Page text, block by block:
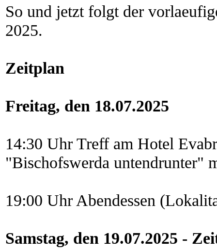
So und jetzt folgt der
2025.
Zeitplan
Freitag, den 18.07.2025
14:30 Uhr Treff am Hotel
"Bischofswerda untendrunter"
19:00 Uhr Abendessen
Samstag, den 19.07.2025 -